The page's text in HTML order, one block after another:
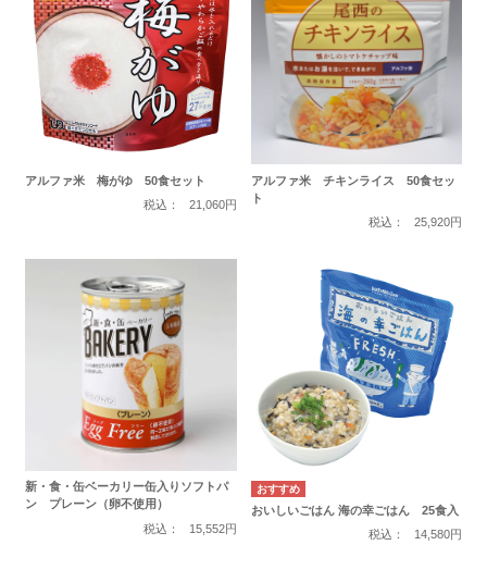
アルファ米 梅がゆ 50食セット
税込：
21,060円
アルファ米 チキンライス 50食セッ
ト
税込：
25,920円
新・食・缶ベーカリー缶入りソフトパ
ン プレーン（卵不使用）
税込：
15,552円
おいしいごはん 海の幸ごはん 25食入
税込：
14,580円